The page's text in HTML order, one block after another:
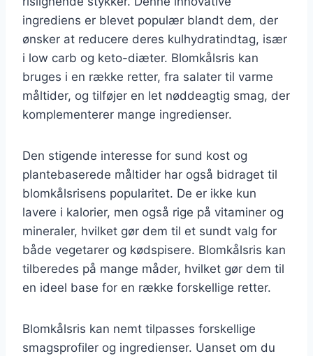
ingrediens er blevet populær blandt dem, der
ønsker at reducere deres kulhydratindtag, især
i low carb og keto-diæter. Blomkålsris kan
bruges i en række retter, fra salater til varme
måltider, og tilføjer en let nøddeagtig smag, der
komplementerer mange ingredienser.
Den stigende interesse for sund kost og
plantebaserede måltider har også bidraget til
blomkålsrisens popularitet. De er ikke kun
lavere i kalorier, men også rige på vitaminer og
mineraler, hvilket gør dem til et sundt valg for
både vegetarer og kødspisere. Blomkålsris kan
tilberedes på mange måder, hvilket gør dem til
en ideel base for en række forskellige retter.
Blomkålsris kan nemt tilpasses forskellige
smagsprofiler og ingredienser. Uanset om du